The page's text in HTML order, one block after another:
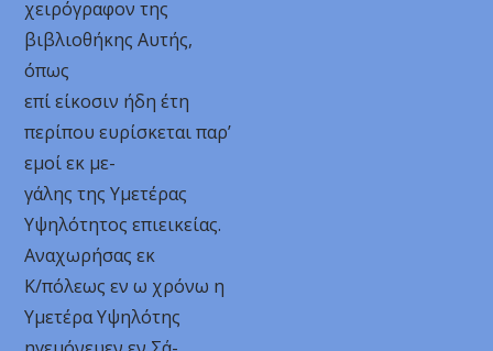
χειρόγραφον της
βιβλιοθήκης Αυτής,
όπως
επί είκοσιν ήδη έτη
περίπου ευρίσκεται παρ’
εμοί εκ με-
γάλης της Υμετέρας
Υψηλότητος επιεικείας.
Αναχωρήσας εκ
Κ/πόλεως εν ω χρόνω η
Υμετέρα Υψηλότης